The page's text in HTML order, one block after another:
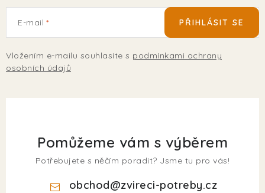
E-mail
Vložením e-mailu souhlasíte s podmínkami ochrany
osobních údajů
PŘIHLÁSIT SE
Pomůžeme vám s výběrem
Potřebujete s něčím poradit? Jsme tu pro vás!
obchod@zvireci-potreby.cz